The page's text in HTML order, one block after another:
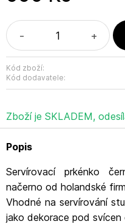
- +
Kód zboží:
Kód dodavatele:
Zboží je SKLADEM,
Popis
Servírovací prkénko
načerno od holandské
Vhodné na servírování
jako dekorace pod